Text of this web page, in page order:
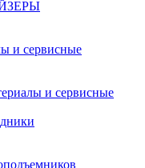
и сервисные
и сервисные